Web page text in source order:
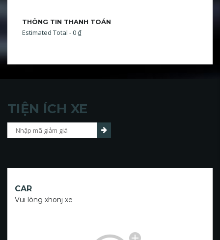
THÔNG TIN THANH TOÁN
Estimated Total - 0 ₫
TIỆN ÍCH XE
CAR
Vui lòng xhonj xe